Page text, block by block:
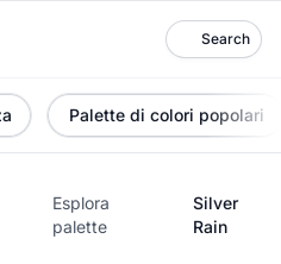
Search
Palette di colori popolari
Esplora
palette
Silver
Rain